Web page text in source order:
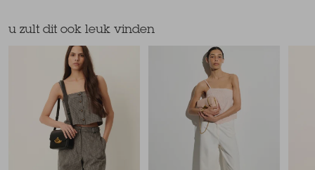
u zult dit ook leuk vinden